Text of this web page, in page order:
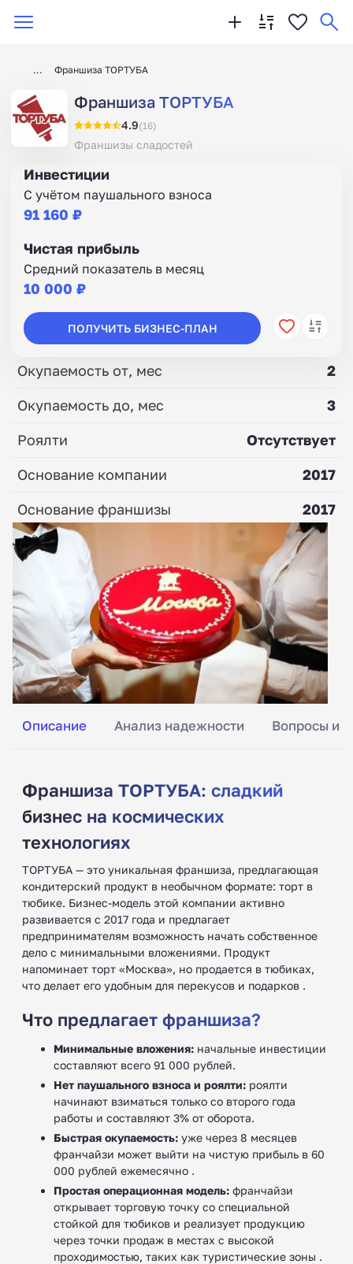
Франшиза ТОРТУБА
Франшиза ТОРТУБА
4.9(16)
Франшизы сладостей
Описание Анализ надежности Вопросы и
Франшиза ТОРТУБА: сладкий
бизнес на космических
технологиях
ТОРТУБА — это уникальная франшиза, предлагающая
кондитерский продукт в необычном формате: торт в
тюбике. Бизнес-модель этой компании активно
развивается с 2017 года и предлагает
предпринимателям возможность начать собственное
дело с минимальными вложениями. Продукт
напоминает торт «Москва», но продается в тюбиках,
что делает его удобным для перекусов и подарков .
Что предлагает франшиза?
Минимальные вложения: начальные инвестиции
составляют всего 91 000 рублей.
Нет паушального взноса и роялти: роялти
начинают взиматься только со второго года
работы и составляют 3% от оборота.
Быстрая окупаемость: уже через 8 месяцев
франчайзи может выйти на чистую прибыль в 60
000 рублей ежемесячно .
Простая операционная модель: франчайзи
открывает торговую точку со специальной
стойкой для тюбиков и реализует продукцию
через точки продаж в местах с высокой
проходимостью, таких как туристические зоны .
Инвестиции
С учётом паушального взноса
91 160 ₽
Чистая прибыль
Средний показатель в месяц
10 000 ₽
ПОЛУЧИТЬ БИЗНЕС-ПЛАН
Окупаемость от, мес
2
Окупаемость до, мес
3
Роялти
Отсутствует
Основание компании
2017
Основание франшизы
2017